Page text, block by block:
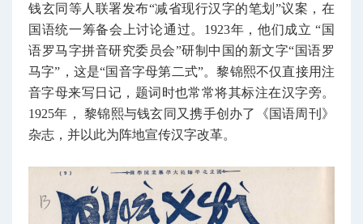
钱玄同等人联署发布“减省现行汉字的笔划”议案，在
国语统一筹备会上讨论通过。1923年，他们成立 “国
语罗马字拼音研究委员会”研制中国的新文字“国语罗
马字”，这是“国音字母第二式”。黎锦熙不仅直接用注
音字母来写日记，题词时也常常将其标注在汉字旁。
1925年， 黎锦熙与钱玄同又携手创办了《国语周刊》
杂志，并以此为阵地宣传汉字改革。